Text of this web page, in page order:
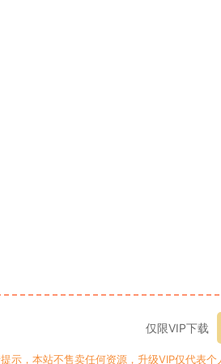
仅限VIP下载
示，本站不售卖任何资源，升级VIP仅代表